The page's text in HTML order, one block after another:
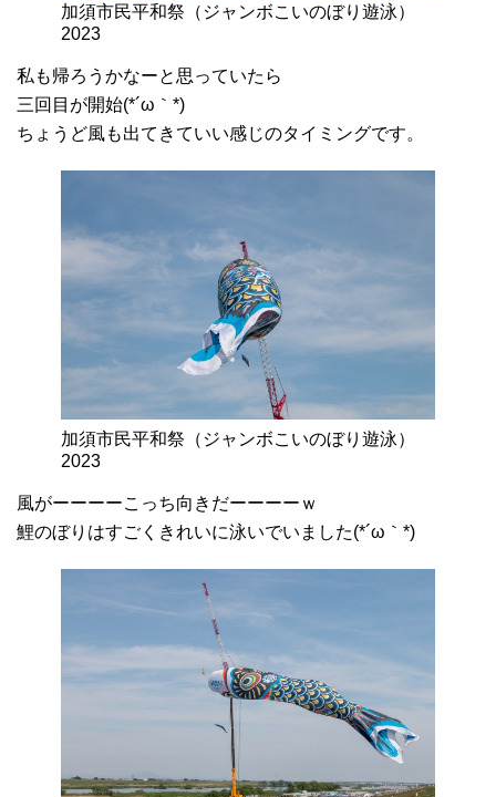
加須市民平和祭（ジャンボこいのぼり遊泳）
2023
私も帰ろうかなーと思っていたら
三回目が開始(*´ω｀*)
ちょうど風も出てきていい感じのタイミングです。
加須市民平和祭（ジャンボこいのぼり遊泳）
2023
風がーーーーこっち向きだーーーーｗ
鯉のぼりはすごくきれいに泳いでいました(*´ω｀*)